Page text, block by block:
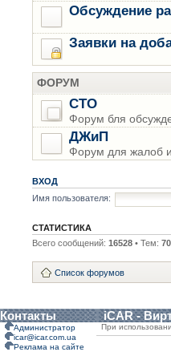
Обсуждение
Заявки на
ФОРУМ
СТО
Форум бля
ДЖиП
Форум для жалоб
ВХОД
Имя пользователя:
СТАТИСТИКА
Всего сообщений: 16528 • Тем:
Список форумов
Контакты iCAR -
Администратор
icar@icar.com.ua
Реклама на сайте
При